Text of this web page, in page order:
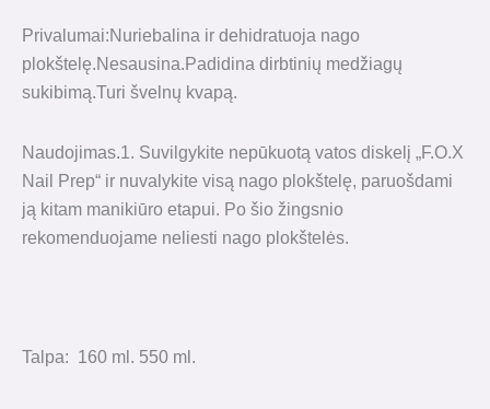
Privalumai:Nuriebalina ir dehidratuoja nago
plokštelę.Nesausina.Padidina dirbtinių medžiagų
sukibimą.Turi švelnų kvapą.
Naudojimas.1. Suvilgykite nepūkuotą vatos diskelį „F.O.X
Nail Prep“ ir nuvalykite visą nago plokštelę, paruošdami
ją kitam manikiūro etapui. Po šio žingsnio
rekomenduojame neliesti nago plokštelės.
Talpa: 160 ml. 550 ml.